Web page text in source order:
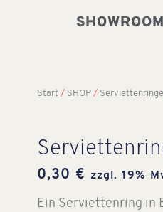
SHOWROOM
Start / SHOP / Serviettenringe
0,30 € zzgl. 19%
Ein Serviettenring in